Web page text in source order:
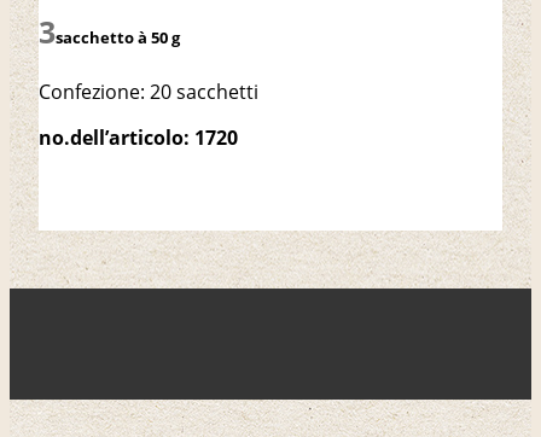
sacchetto à 50 g
Confezione: 20 sacchetti
no.dell’articolo: 1720